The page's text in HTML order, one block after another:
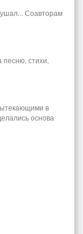
Соавторам
песню, стихи,
в
основа